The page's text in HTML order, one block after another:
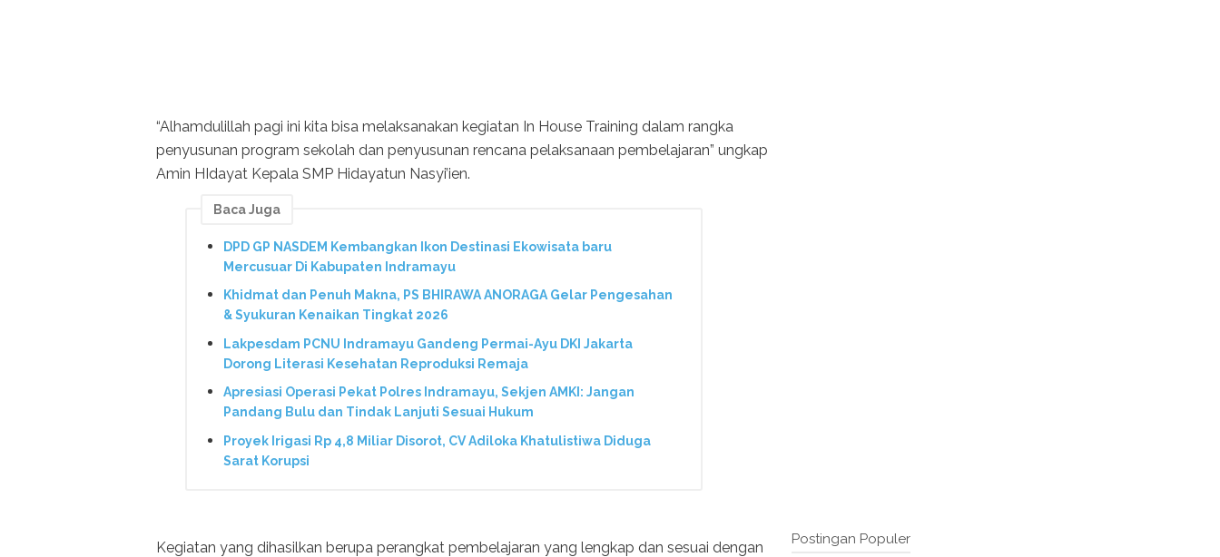
“Alhamdulillah pagi ini kita bisa melaksanakan kegiatan In House Training dalam rangka
penyusunan program sekolah dan penyusunan rencana pelaksanaan pembelajaran” ungkap
Amin HIdayat Kepala SMP Hidayatun Nasyi’ien.
Baca Juga
DPD GP NASDEM Kembangkan Ikon Destinasi Ekowisata baru
Mercusuar Di Kabupaten Indramayu
Khidmat dan Penuh Makna, PS BHIRAWA ANORAGA Gelar Pengesahan
& Syukuran Kenaikan Tingkat 2026
Lakpesdam PCNU Indramayu Gandeng Permai-Ayu DKI Jakarta
Dorong Literasi Kesehatan Reproduksi Remaja
Apresiasi Operasi Pekat Polres Indramayu, Sekjen AMKI: Jangan
Pandang Bulu dan Tindak Lanjuti Sesuai Hukum
Proyek Irigasi Rp 4,8 Miliar Disorot, CV Adiloka Khatulistiwa Diduga
Sarat Korupsi
Kegiatan yang dihasilkan berupa perangkat pembelajaran yang lengkap dan sesuai dengan
Postingan Populer